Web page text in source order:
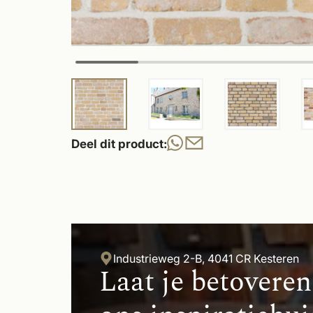
Deel dit product:
Industrieweg 2-B, 4041 CR Kesteren
Laat je